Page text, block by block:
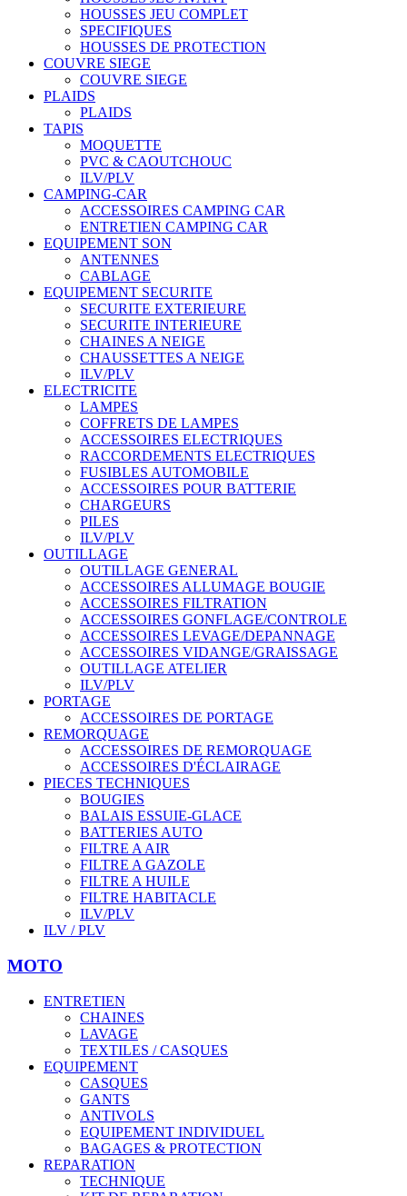
HOUSSES JEU COMPLET
SPECIFIQUES
HOUSSES DE PROTECTION
COUVRE SIEGE
COUVRE SIEGE
PLAIDS
PLAIDS
TAPIS
MOQUETTE
PVC & CAOUTCHOUC
ILV/PLV
CAMPING-CAR
ACCESSOIRES CAMPING CAR
ENTRETIEN CAMPING CAR
EQUIPEMENT SON
ANTENNES
CABLAGE
EQUIPEMENT SECURITE
SECURITE EXTERIEURE
SECURITE INTERIEURE
CHAINES A NEIGE
CHAUSSETTES A NEIGE
ILV/PLV
ELECTRICITE
LAMPES
COFFRETS DE LAMPES
ACCESSOIRES ELECTRIQUES
RACCORDEMENTS ELECTRIQUES
FUSIBLES AUTOMOBILE
ACCESSOIRES POUR BATTERIE
CHARGEURS
PILES
ILV/PLV
OUTILLAGE
OUTILLAGE GENERAL
ACCESSOIRES ALLUMAGE BOUGIE
ACCESSOIRES FILTRATION
ACCESSOIRES GONFLAGE/CONTROLE
ACCESSOIRES LEVAGE/DEPANNAGE
ACCESSOIRES VIDANGE/GRAISSAGE
OUTILLAGE ATELIER
ILV/PLV
PORTAGE
ACCESSOIRES DE PORTAGE
REMORQUAGE
ACCESSOIRES DE REMORQUAGE
ACCESSOIRES D'ÉCLAIRAGE
PIECES TECHNIQUES
BOUGIES
BALAIS ESSUIE-GLACE
BATTERIES AUTO
FILTRE A AIR
FILTRE A GAZOLE
FILTRE A HUILE
FILTRE HABITACLE
ILV/PLV
ILV / PLV
MOTO
ENTRETIEN
CHAINES
LAVAGE
TEXTILES / CASQUES
EQUIPEMENT
CASQUES
GANTS
ANTIVOLS
EQUIPEMENT INDIVIDUEL
BAGAGES & PROTECTION
REPARATION
TECHNIQUE